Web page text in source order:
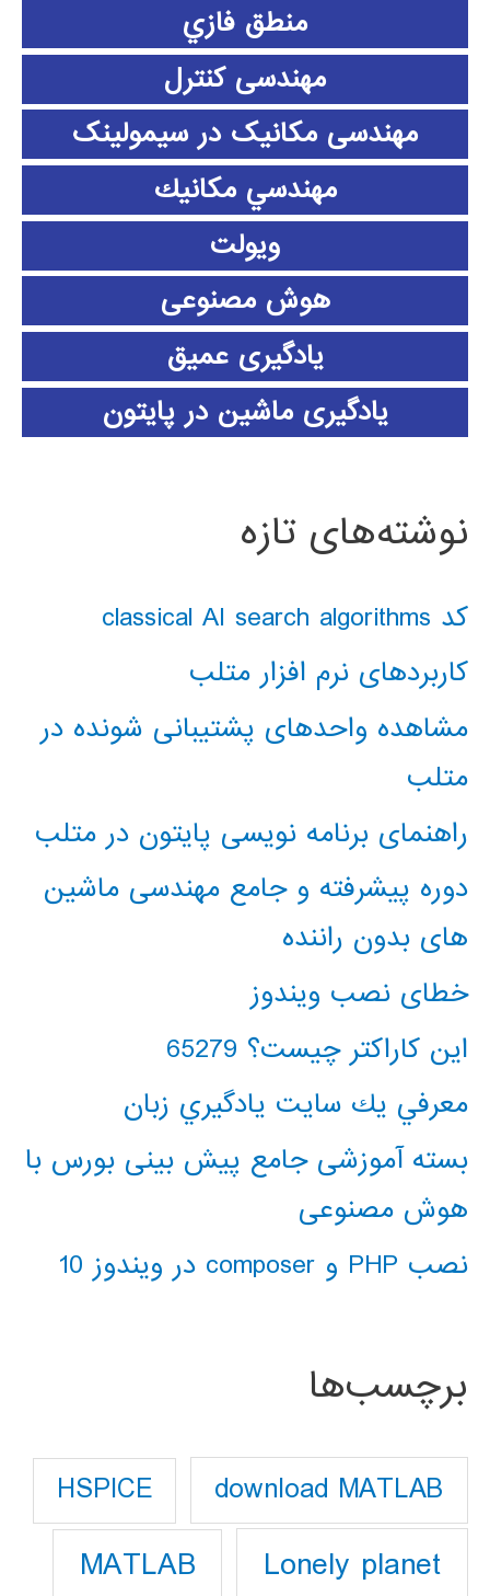
منطق فازي
مهندسی کنترل
مهندسی مکانیک در سیمولینک
مهندسي مكانيك
ویولت
هوش مصنوعی
یادگیری عمیق
یادگیری ماشین در پایتون
نوشته‌های تازه
کد classical AI search algorithms
کاربردهای نرم افزار متلب
مشاهده واحدهای پشتیبانی شونده در
متلب
راهنمای برنامه نویسی پایتون در متلب
دوره پیشرفته و جامع مهندسی ماشین
های بدون راننده
خطای نصب ویندوز
این کاراکتر چیست؟ 65279
معرفي يك سايت يادگيري زبان
بسته آموزشی جامع پیش بینی بورس با
هوش مصنوعی
نصب PHP و composer در ویندوز 10
برچسب‌ها
download MATLAB
HSPICE
Lonely planet
MATLAB